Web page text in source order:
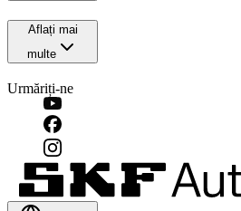
Aflați mai
multe
Urmăriți-ne